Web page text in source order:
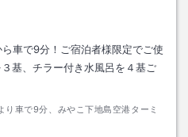
車で9分！ご宿泊者様限定でご使
基、チラー付き水風呂を４基ご
り車で9分、みやこ下地島空港ターミ